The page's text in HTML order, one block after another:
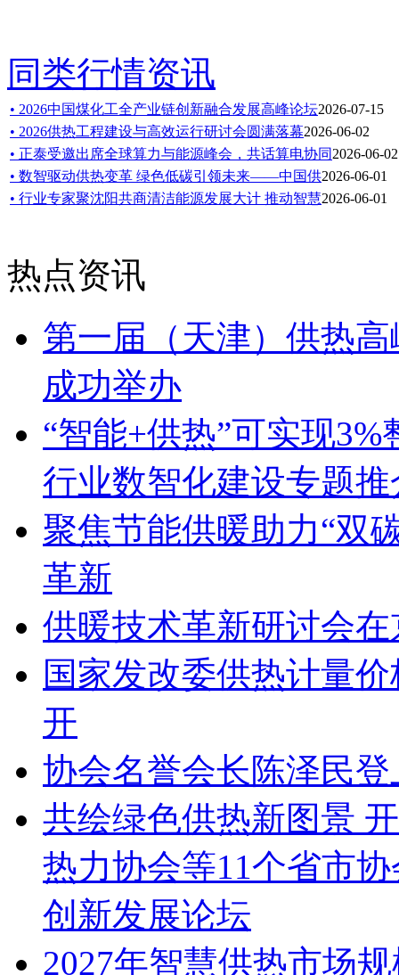
同类行情资讯
• 2026中国煤化工全产业链创新融合发展高峰论坛2026-07-15
• 2026供热工程建设与高效运行研讨会圆满落幕2026-06-02
• 正泰受邀出席全球算力与能源峰会，共话算电协同 2026-06-02
• 数智驱动供热变革 绿色低碳引领未来——中国供2026-06-01
• 行业专家聚沈阳共商清洁能源发展大计 推动智慧2026-06-01
热点资讯
第一届（天津）供热
成功举办
“智能+供热”可实现
行业数智化建设专题
聚焦节能供暖助力“双
革新
供暖技术革新研讨会
国家发改委供热计量
开
协会名誉会长陈泽民
共绘绿色供热新图景
热力协会等11个省市
创新发展论坛
2027年智慧供热市场